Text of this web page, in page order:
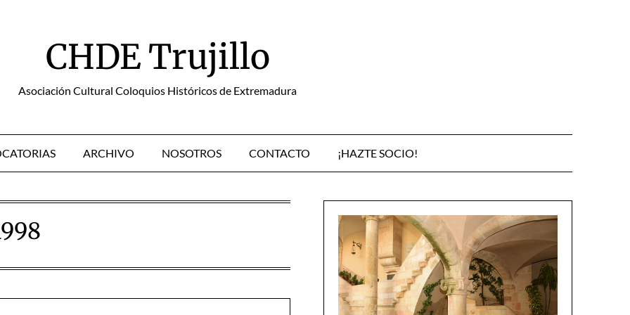
CHDE Trujillo
Asociación Cultural Coloquios Históricos de Extremadura
ARCHIVO NOSOTROS CONTACTO ¡HAZTE SOCIO!